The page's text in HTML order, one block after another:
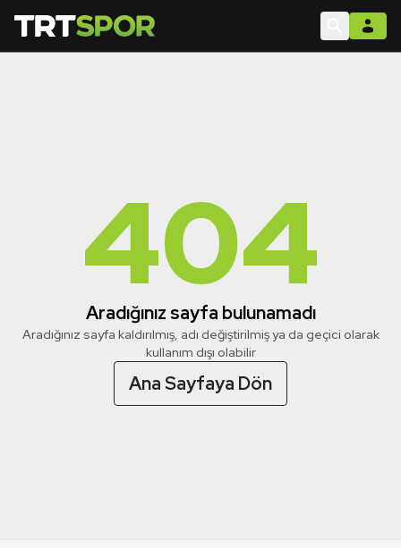
404
Aradığınız sayfa bulunamadı
Aradığınız sayfa kaldırılmış, adı değiştirilmiş ya da geçici olarak
kullanım dışı olabilir
Ana Sayfaya Dön